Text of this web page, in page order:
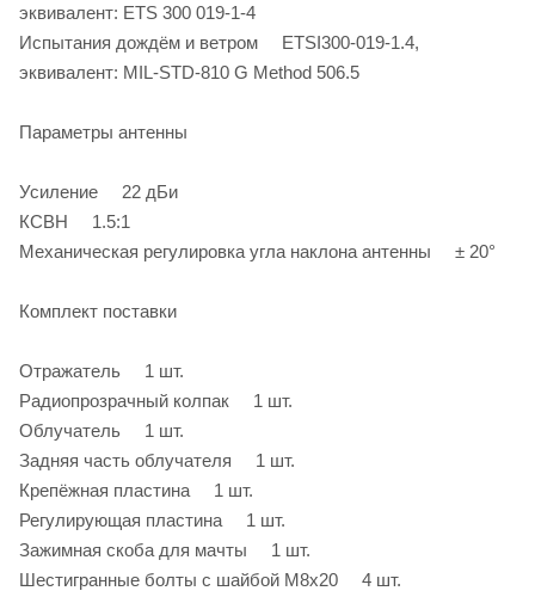
эквивалент: ETS 300 019-1-4
Испытания дождём и ветром ETSI300-019-1.4,
эквивалент: MIL-STD-810 G Method 506.5
Параметры антенны
Усиление 22 дБи
КСВН 1.5:1
Механическая регулировка угла наклона антенны ± 20°
Комплект поставки
Отражатель 1 шт.
Радиопрозрачный колпак 1 шт.
Облучатель 1 шт.
Задняя часть облучателя 1 шт.
Крепёжная пластина 1 шт.
Регулирующая пластина 1 шт.
Зажимная скоба для мачты 1 шт.
Шестигранные болты с шайбой М8х20 4 шт.